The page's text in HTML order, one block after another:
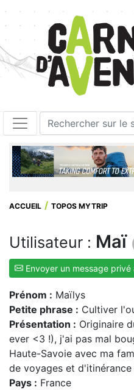
ACCUEIL TOPOS MYTRIP
Utilisateur : Maï
Envoyer un message privé
Prénom : Maïlys
Petite phrase : Cultiver
Présentation : Originaire
ever <3 !), j'ai pas mal
Haute-Savoie avec ma
de voyages et
Pays : France